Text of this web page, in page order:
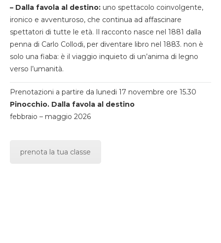
– Dalla favola al destino: uno spettacolo coinvolgente,
ironico e avventuroso, che continua ad affascinare
spettatori di tutte le età. Il racconto nasce nel 1881 dalla
penna di Carlo Collodi, per diventare libro nel 1883. non è
solo una fiaba: è il viaggio inquieto di un’anima di legno
verso l’umanità.
Prenotazioni a partire da lunedi 17 novembre ore 15.30
Pinocchio. Dalla favola al destino
febbraio – maggio 2026
prenota la tua classe